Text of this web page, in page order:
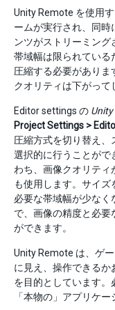
Unity Remote を使用
ームが実行され、同時
ンツがストリーミン
帯域幅は限られている
圧縮する必要があり
クオリティは下がって
Editor settings の Unity
Project Settings >
圧縮方式を切り替え、
選択的に行うことがで
わち、画像クオリティ
も使用します。サイ
必要な帯域幅が少なく
で、画像の精度と必要
ができます。
Unity Remote は、ゲ
に見え、操作できるか
を目的としています。
「本物の」アプリケ